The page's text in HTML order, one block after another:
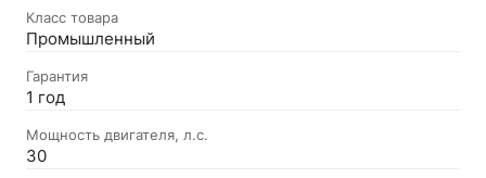
Класс товара
Промышленный
Гарантия
1 год
Мощность двигателя, л.с.
30